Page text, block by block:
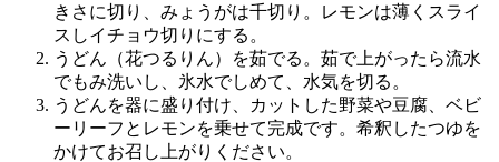
きさに切り、みょうがは千切り。レモンは薄くスライ
スしイチョウ切りにする。
うどん（花つるりん）を茹でる。茹で上がったら流水
でもみ洗いし、氷水でしめて、水気を切る。
うどんを器に盛り付け、カットした野菜や豆腐、ベビ
ーリーフとレモンを乗せて完成です。希釈したつゆを
かけてお召し上がりください。